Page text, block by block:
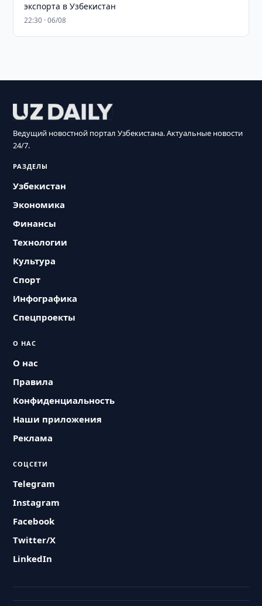
экспорта в Узбекистан
22:30 · 06/08
Ведущий новостной портал Узбекистана. Актуальные новости
24/7.
РАЗДЕЛЫ
Узбекистан
Экономика
Финансы
Технологии
Культура
Спорт
Инфографика
Спецпроекты
О НАС
О нас
Правила
Конфиденциальность
Наши приложения
Реклама
СОЦСЕТИ
Telegram
Instagram
Facebook
Twitter/X
LinkedIn